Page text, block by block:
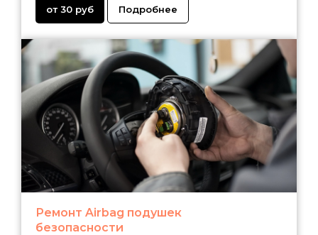
от 30 руб Подробнее
Ремонт Airbag подушек
безопасности